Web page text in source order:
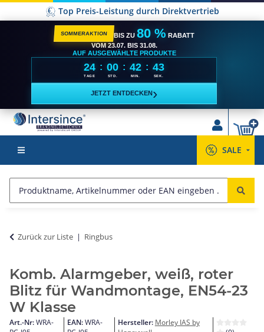
Top Preis-Leistung durch Direktvertrieb
SOMMERAKTION BIS ZU 80 % RABATT
VOM 23.07. BIS 31.08.
AUF AUSGEWÄHLTE PRODUKTE
24
TAGE
: 00
STD.
: 42
MIN.
: 42
SEK.
JETZT ENTDECKEN ›
SALE
Zurück zur Liste Ringbus
Komb. Alarmgeber, weiß, roter
Blitz für Wandmontage, EN54-23
W Klasse
Art.-Nr: WRA-
EAN: WRA-
Hersteller: Morley IAS by